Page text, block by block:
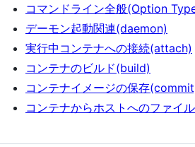
コマンドライン全般(Option
デーモン起動関連(daemon)
実行中コンテナへの接続(attach)
コンテナのビルド(build)
コンテナイメージの保存
コンテナからホストへのファイ